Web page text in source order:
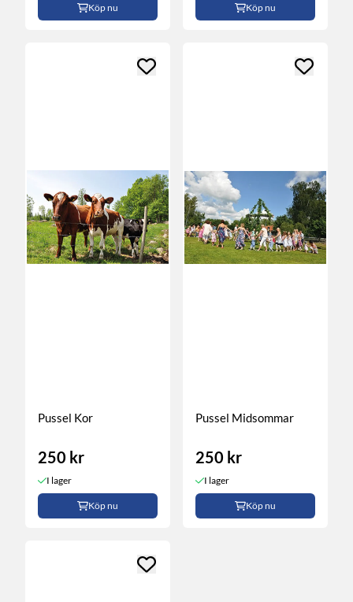
Köp nu Köp nu
Pussel Kor
250 kr
I lager
Köp nu
Pussel Midsommar
250 kr
I lager
Köp nu